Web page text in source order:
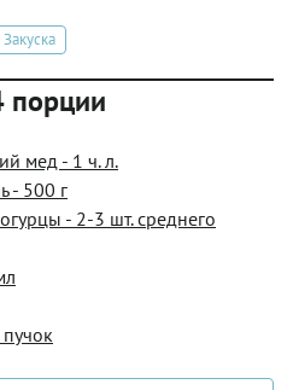
Закуска
порции
мед - 1 ч. л.
- 500 г
- 2-3 шт. среднего